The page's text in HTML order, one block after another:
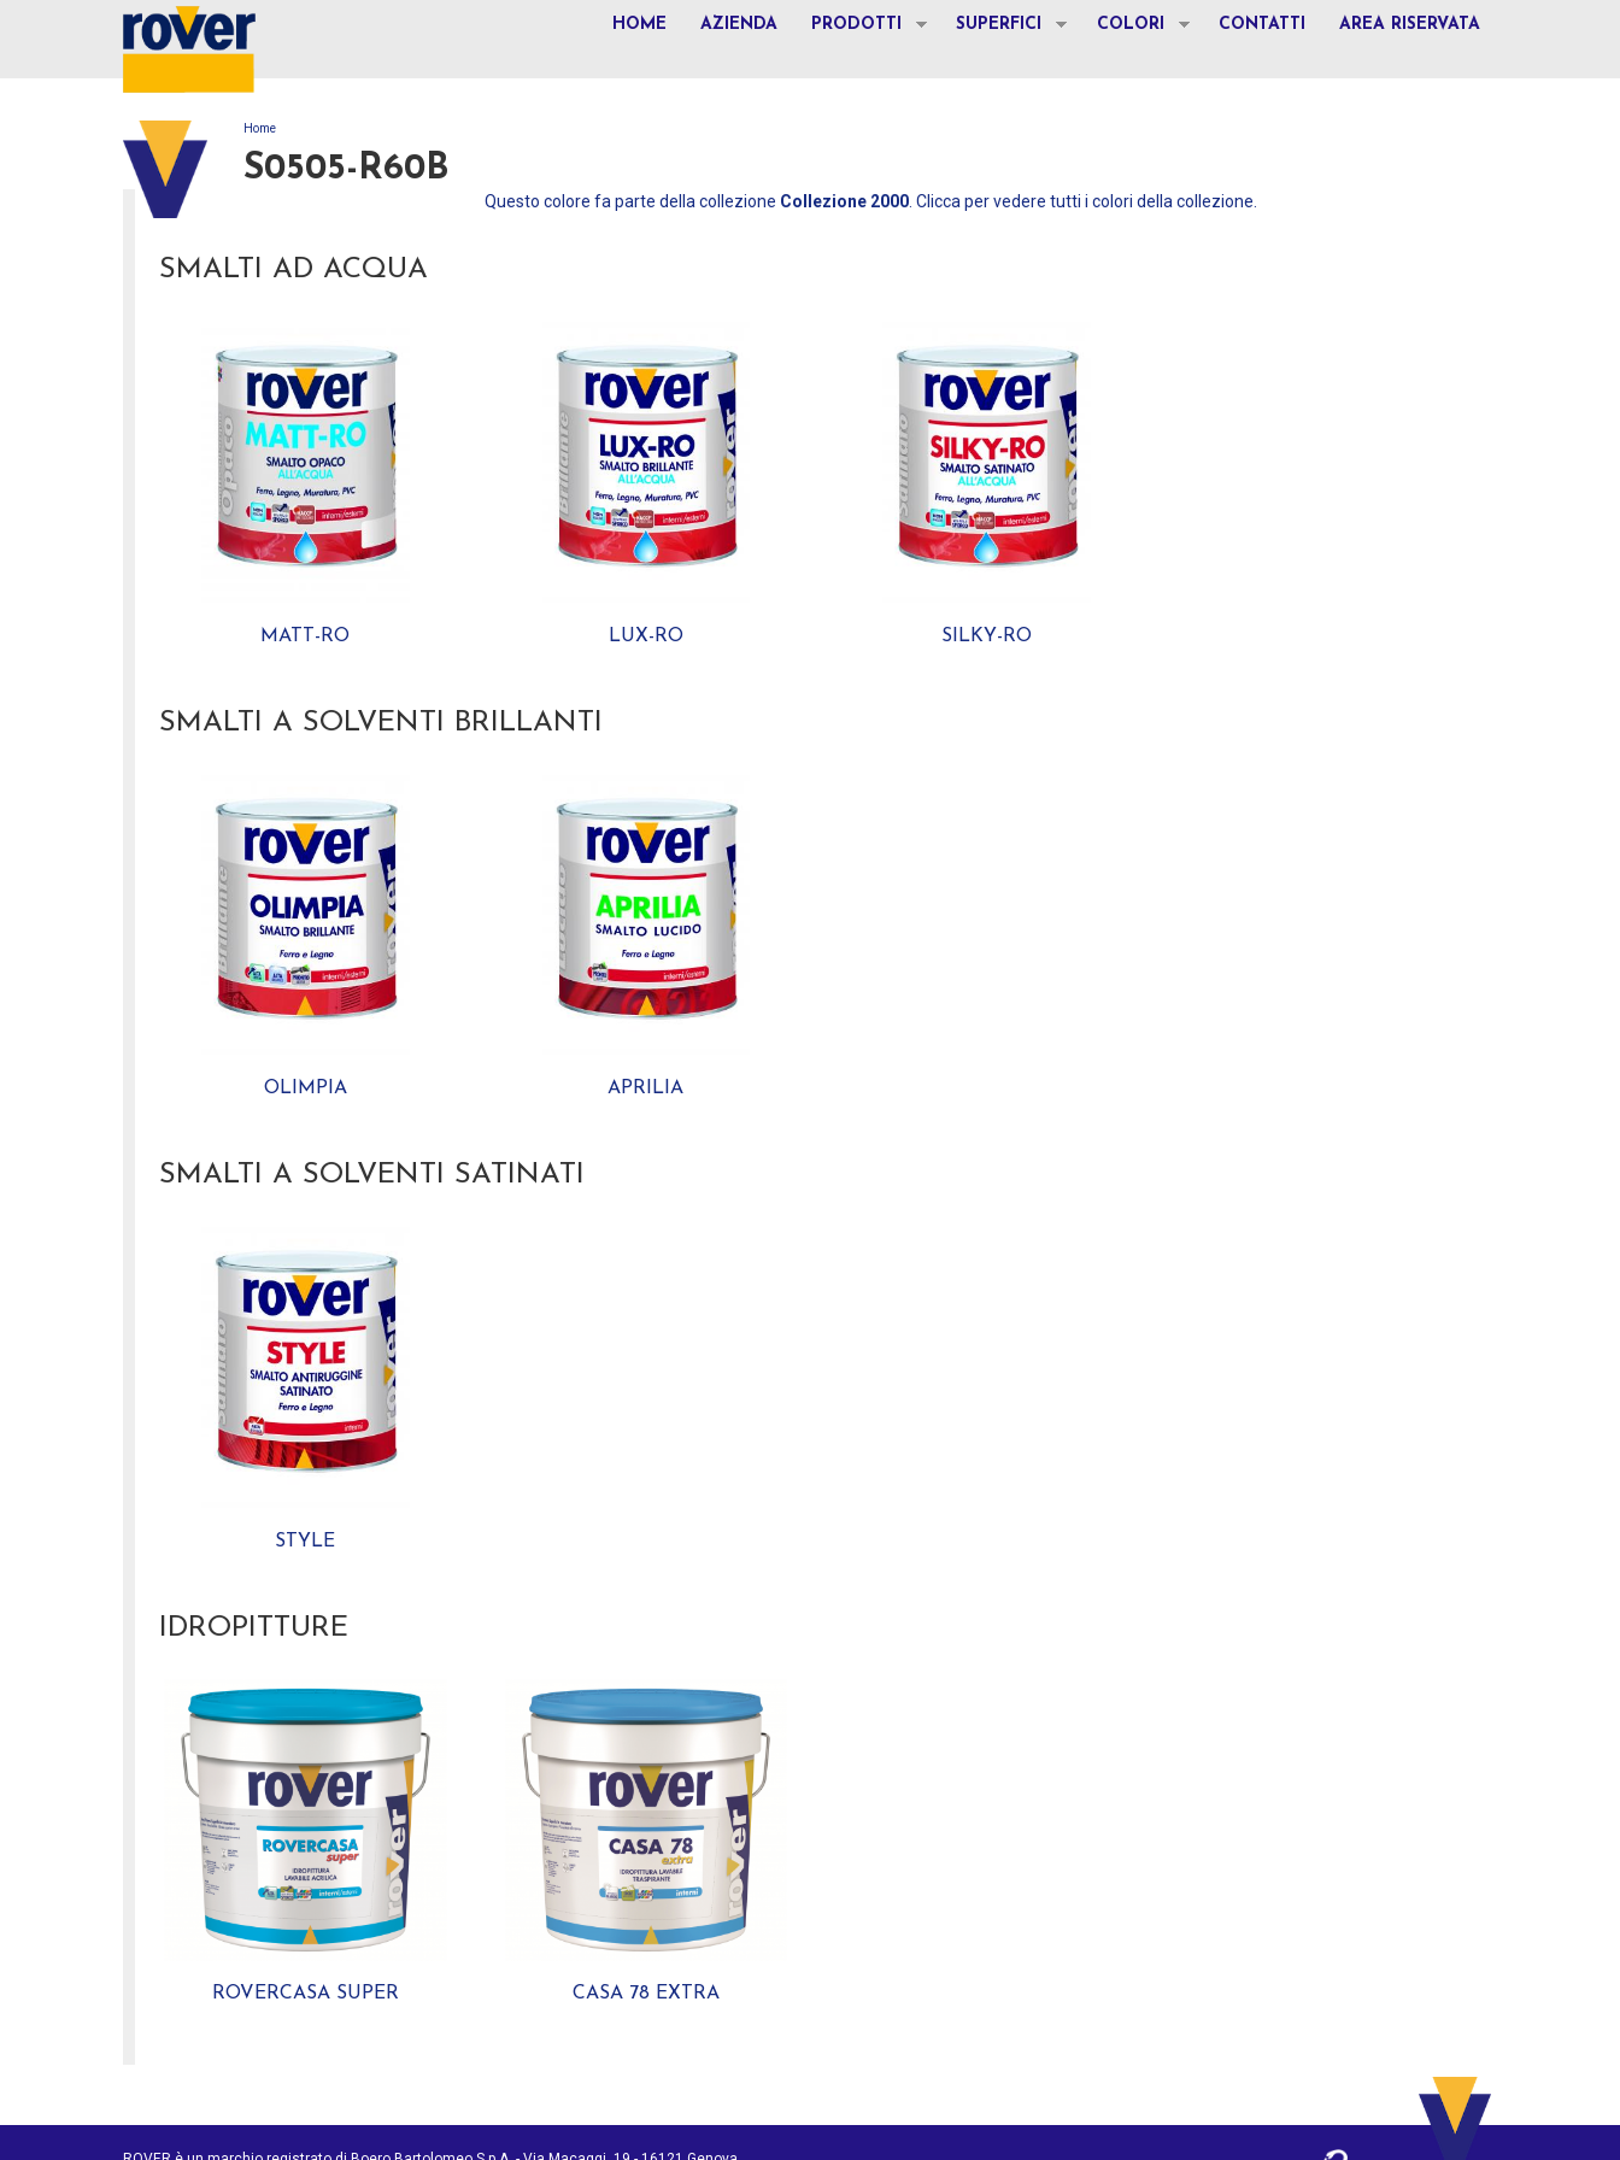
HOME AZIENDA PRODOTTI SUPERFICI COLORI CONTATTI AREA RISERVATA
TU SEI QUI
Home
S0505-R60B
Questo colore fa parte della collezione Collezione 2000. Clicca per vedere tutti i colori della collezione.
SMALTI AD ACQUA
MATT-RO LUX-RO SILKY-RO
SMALTI A SOLVENTI BRILLANTI
OLIMPIA APRILIA
SMALTI A SOLVENTI SATINATI
STYLE
IDROPITTURE
ROVERCASA SUPER CASA 78 EXTRA